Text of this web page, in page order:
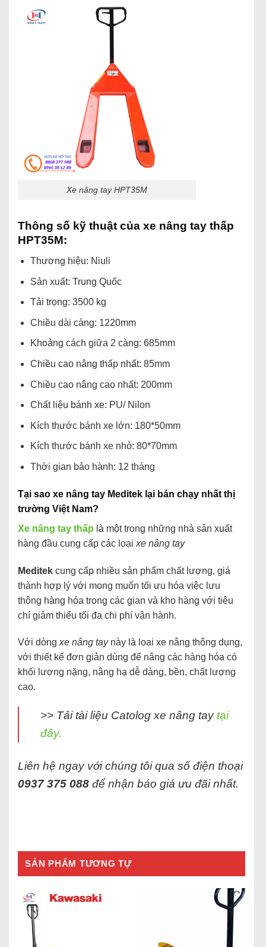
Xe nâng tay HPT35M
Thông số kỹ thuật của xe nâng tay thấp
HPT35M:
Thương hiệu: Niuli
Sản xuất: Trung Quốc
Tải trọng: 3500 kg
Chiều dài càng: 1220mm
Khoảng cách giữa 2 càng: 685mm
Chiều cao nâng thấp nhất: 85mm
Chiều cao nâng cao nhất: 200mm
Chất liệu bánh xe: PU/ Nilon
Kích thước bánh xe lớn: 180*50mm
Kích thước bánh xe nhỏ: 80*70mm
Thời gian bảo hành: 12 tháng
Tại sao xe nâng tay Meditek lại bán chạy nhất thị
trường Việt Nam?
Xe nâng tay thấp là một trong những nhà sản xuất
hàng đầu cung cấp các loại xe nâng tay
Meditek cung cấp nhiều sản phẩm chất lượng, giá
thành hợp lý với mong muốn tối ưu hóa việc lưu
thông hàng hóa trong các gian và kho hàng với tiêu
chí giảm thiểu tối đa chi phí vận hành.
Với dòng xe nâng taynày là loại xe nâng thông dụng,
với thiết kế đơn giản dùng để nâng các hàng hóa có
khối lượng nặng, nâng hạ dễ dàng, bền, chất lượng
cao.
>> Tải tài liệu Catolog xe nâng tay tại
đây.
Liên hệ ngay với chúng tôi qua số điện thoại
0937 375 088 để nhận báo giá ưu đãi nhất.
SẢN PHẨM TƯƠNG TỰ